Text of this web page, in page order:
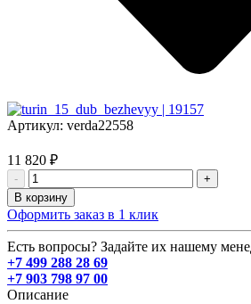
Артикул: verda22558
11 820 ₽
-
+
В корзину
Оформить заказ в 1 клик
Есть вопросы? Задайте их нашему
+7 499 288 28 69
+7 903 798 97 00
Описание